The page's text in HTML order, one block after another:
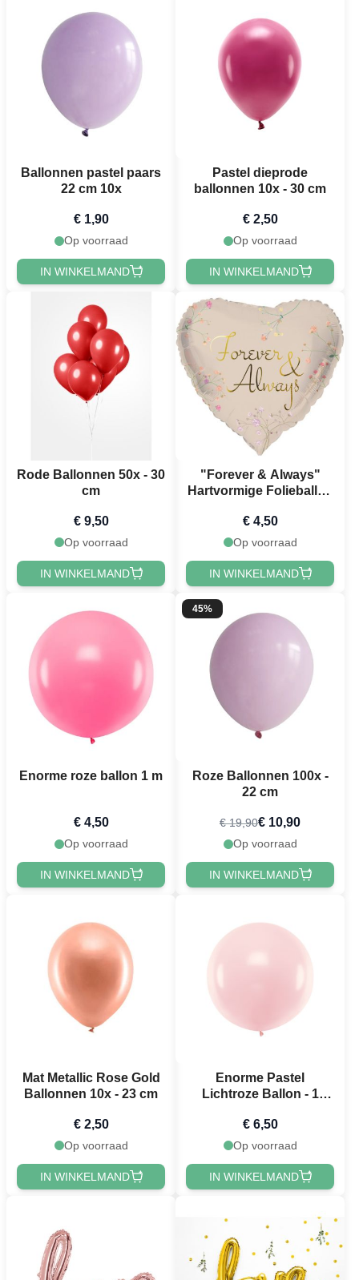
Ballonnen pastel paars
22 cm 10x
€ 1,90
Op voorraad
IN WINKELMAND
Pastel dieprode
ballonnen 10x - 30 cm
€ 2,50
Op voorraad
IN WINKELMAND
Rode Ballonnen 50x - 30
cm
€ 9,50
Op voorraad
IN WINKELMAND
"Forever & Always"
Hartvormige Folieballon
€ 4,50
Op voorraad
IN WINKELMAND
Enorme roze ballon 1 m
€ 4,50
Op voorraad
IN WINKELMAND
45%
Roze Ballonnen 100x -
22 cm
€ 19,90€ 10,90
Op voorraad
IN WINKELMAND
Mat Metallic Rose Gold
Ballonnen 10x - 23 cm
€ 2,50
Op voorraad
IN WINKELMAND
Enorme Pastel
Lichtroze Ballon - 1
€ 6,50
Op voorraad
IN WINKELMAND